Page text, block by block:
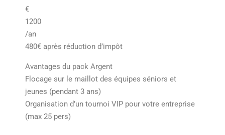
€
1200
/an
480€ après réduction d’impôt
Avantages du pack Argent
Flocage sur le maillot des équipes séniors et
jeunes (pendant 3 ans)
Organisation d’un tournoi VIP pour votre entreprise
(max 25 pers)